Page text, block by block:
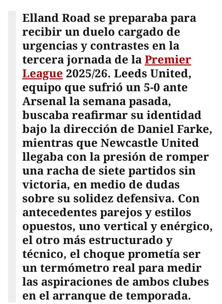
Elland Road se preparaba para
recibir un duelo cargado de
urgencias y contrastes en la
tercera jornada de laPremier
League 2025/26. Leeds United,
equipo que sufrió un 5-0 ante
Arsenal la semana pasada,
buscaba reafirmar su identidad
bajo la dirección de Daniel Farke,
mientras que Newcastle United
llegaba con la presión de romper
una racha de siete partidos sin
victoria, en medio de dudas
sobre su solidez defensiva. Con
antecedentes parejos y estilos
opuestos, uno vertical y enérgico,
el otro más estructurado y
técnico, el choque prometía ser
un termómetro real para medir
las aspiraciones de ambos clubes
en el arranque de temporada.